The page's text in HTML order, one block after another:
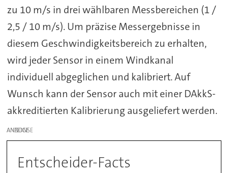
zu 10 m/s in drei wählbaren Messbereichen (1 /
2,5 / 10 m/s). Um präzise Messergebnisse in
diesem Geschwindigkeitsbereich zu erhalten,
wird jeder Sensor in einem Windkanal
individuell abgeglichen und kalibriert. Auf
Wunsch kann der Sensor auch mit einer DAkkS-
akkreditierten Kalibrierung ausgeliefert werden.
ANZEIGE
Entscheider-Facts